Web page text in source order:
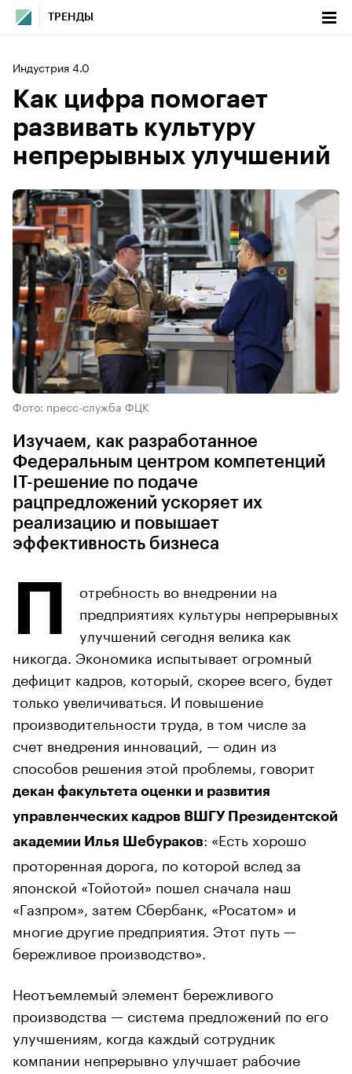
ТРЕНДЫ
Индустрия 4.0
Как цифра помогает
развивать культуру
непрерывных улучшений
Фото: пресс-служба ФЦК
Изучаем, как разработанное
Федеральным центром компетенций
IT-решение по подаче
рацпредложений ускоряет их
реализацию и повышает
эффективность бизнеса
П
отребность во внедрении на
предприятиях культуры непрерывных
улучшений сегодня велика как
никогда. Экономика испытывает огромный
дефицит кадров, который, скорее всего, будет
только увеличиваться. И повышение
производительности труда, в том числе за
счет внедрения инноваций, — один из
способов решения этой проблемы, говорит
декан факультета оценки и развития
управленческих кадров ВШГУ Президентской
академии Илья Шебураков: «Есть хорошо
проторенная дорога, по которой вслед за
японской «Тойотой» пошел сначала наш
«Газпром», затем Сбербанк, «Росатом» и
многие другие предприятия. Этот путь —
бережливое производство».
Неотъемлемый элемент бережливого
производства — система предложений по его
улучшениям, когда каждый сотрудник
компании непрерывно улучшает рабочие